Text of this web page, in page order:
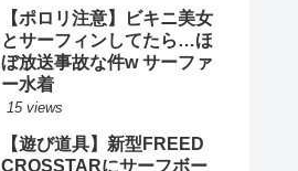
【ポロリ注意】ビキニ美女
とサーフィンしてたら…ほ
ぼ放送事故な件w サーファ
ー水着
15 views
【遊び道具】新型FREED
CROSSTARにサーフボー